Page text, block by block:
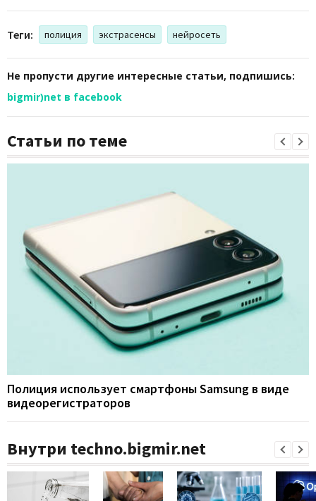
Теги: полиция экстрасенсы нейросеть
Не пропусти другие интересные статьи, подпишись:
bigmir)net в facebook
Статьи по теме
Полиция использует смартфоны Samsung в виде
видеорегистраторов
Внутри techno.bigmir.net